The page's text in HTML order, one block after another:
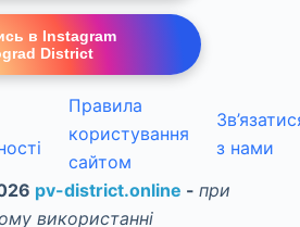
в Instagram
District
Правила
користування
сайтом
з нами
pv-district.online - при
використанні